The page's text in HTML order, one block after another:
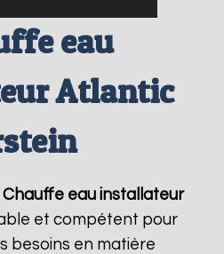
eau
Atlantic
Chauffe eau installateur
et compétent pour
besoins en matière